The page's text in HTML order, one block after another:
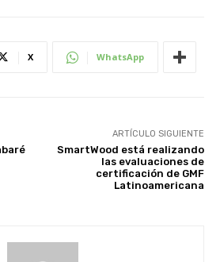
X WhatsApp
ARTÍCULO SIGUIENTE
SmartWood está realizando
las evaluaciones de
certificación de GMF
Latinoamericana